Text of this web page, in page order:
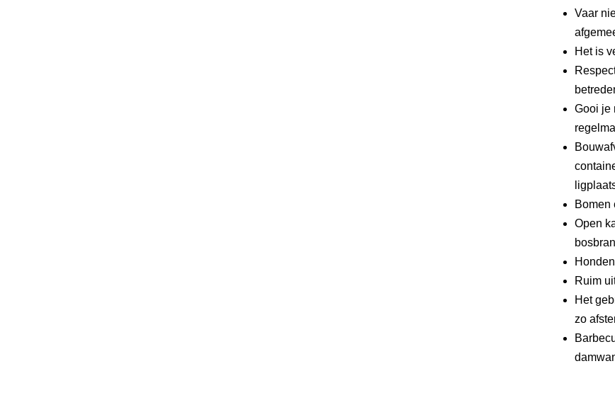
Vaar
Het is
Gooi je
Bomen
Open
Ruim
Het
zo